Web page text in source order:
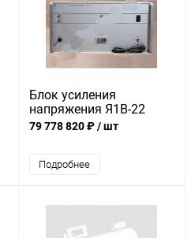
Блок усиления
напряжения Я1В-22
79 778 820 ₽/ шт
Подробнее